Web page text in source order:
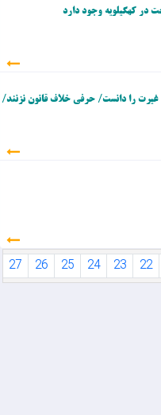
غیرت را دانست/ حرفی خلاف قانون نزنند/
22
23
24
25
26
27